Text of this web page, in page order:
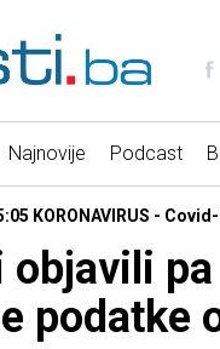
Najnovije Podcast
KORONAVIRUS -
objavili
podatke